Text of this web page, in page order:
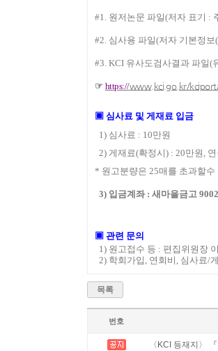
#1. 원저논문 파일(저자 표기 :
#2. 심사용 파일(저자 기본정보(
#3. KCI 유사도검사결과 파일(
☞ https://www.kci.go.kr/
▣ 심사료 및 게재료 입금
1) 심사료 : 10만원
2) 게재료(확정시) : 20만원 ,
* 원고분량은 25매를 초과할수
3) 입금계좌 : 새마을금고
▣ 관련 문의
1) 원고접수 등 : 편집위원장
2) 학회가입 , 연회비 , 심사료/
목록
번호
〈KCI 등재지〉